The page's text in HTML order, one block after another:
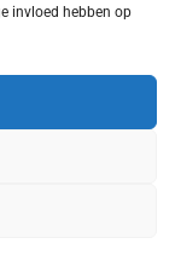
invloed hebben op